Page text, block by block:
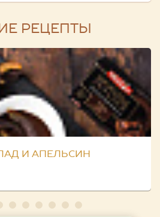
РЕЦЕПТЫ
И АПЕЛЬСИН